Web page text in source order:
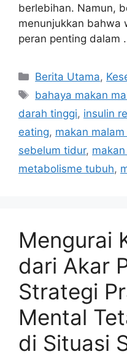
berlebihan. Namun,
menunjukkan bahwa
peran penting dalam
C
a
e
g
o
r
Berita Utama,
T
a
s
bahaya makan
darah tinggi, insulin
eating, makan
sebelum tidur,
metabolisme tubuh,
Mengurai
dari Akar
Strategi
Mental
di Situasi